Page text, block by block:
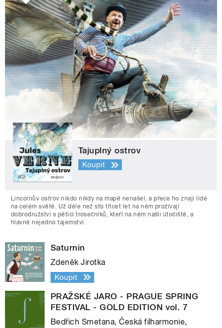
Tajuplný ostrov
Koupit
Lincolnův ostrov nikdo nikdy na mapě nenašel, a přece ho znají lidé
na celém světě. Už déle než sto třicet let na něm prožívají
dobrodružství s pěticí trosečníků, kteří na něm našli útočiště, a
hlavně nejedno tajemství.
Saturnin
Zdeněk Jirotka
Koupit
PRAŽSKÉ JARO - PRAGUE SPRING
FESTIVAL - GOLD EDITION vol. 7
Bedřich Smetana, Česká filharmonie,